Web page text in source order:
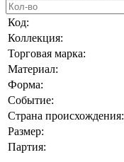
Код:
Коллекция:
Торговая марка:
Материал:
Форма:
Событие:
Страна происхождения:
Размер:
Партия: